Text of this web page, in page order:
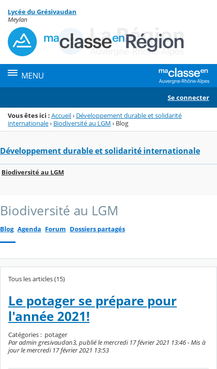
Menu de la rubrique
Contenu
Lycée du Grésivaudan
Meylan
MENU
Se connecter
Vous êtes ici : Accueil› Développement durable et solidarité
internationale› Biodiversité au LGM › Blog
Développement durable et solidarité internationale
Biodiversité au LGM
Biodiversité au LGM
Blog Agenda Forum Dossiers partagés
Tous les articles (15)
Le potager se prépare pour
l'année 2021!
Catégories : potager
Par admin gresivaudan3, publié le mercredi 17 février 2021 13:46 - Mis à
jour le mercredi 17 février 2021 13:53